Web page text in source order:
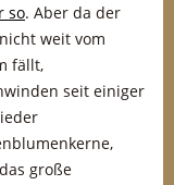
so. Aber da der
weit vom
fällt,
seit einiger
große